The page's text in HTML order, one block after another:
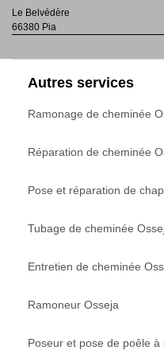
Le Belvédère
66380 Pia
Autres services
Ramonage de cheminée
Réparation de cheminée
Pose et réparation de
Tubage de cheminée
Entretien de cheminée
Ramoneur Osseja
Poseur et pose de poêle